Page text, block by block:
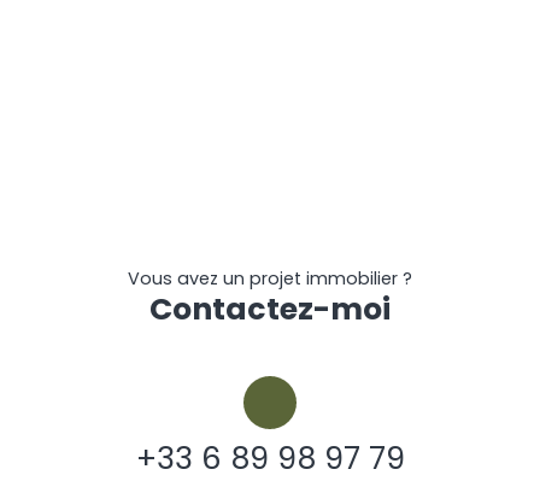
Vous avez un projet immobilier ?
Contactez-moi
+33 6 89 98 97 79